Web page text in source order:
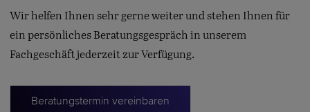
Wir helfen Ihnen sehr gerne weiter und stehen Ihnen für
ein persönliches Beratungsgespräch in unserem
Fachgeschäft jederzeit zur Verfügung.
Beratungstermin vereinbaren